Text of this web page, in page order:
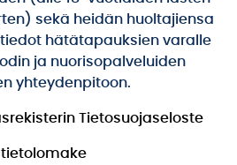
sekä heidän huoltajiensa
hätätapauksien varalle
ja nuorisopalveluiden
yhteydenpitoon.
Tietosuojaseloste